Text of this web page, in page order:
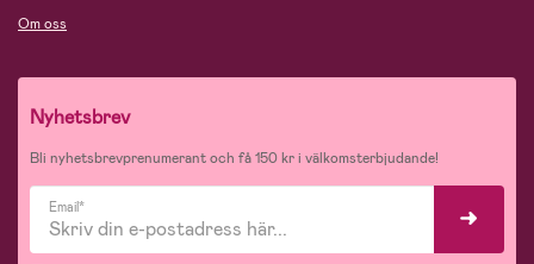
Om oss
Nyhetsbrev
Bli nyhetsbrevprenumerant och få 150 kr i välkomsterbjudande!
Email*